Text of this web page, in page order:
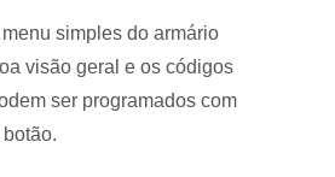
simples do armário
visão geral e os códigos
ser programados com